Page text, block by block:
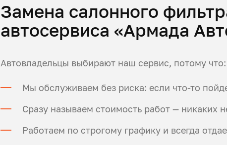
Замена салонного
автосервиса «Армада
Автовладельцы выбирают наш сервис, потому что:
Мы обслуживаем без риска: если что-то
Сразу называем стоимость работ — никаких
Работаем по строгому графику и всегда